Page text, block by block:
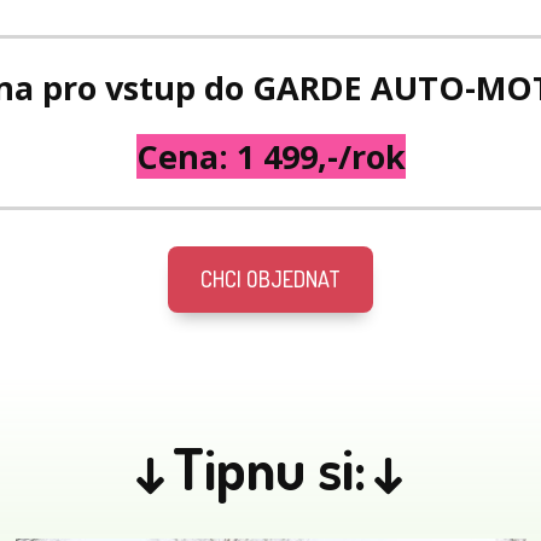
pro vstup do GARDE AUTO-
Cena: 1 499,-/rok
CHCI OBJEDNAT
↓Tipnu si:↓